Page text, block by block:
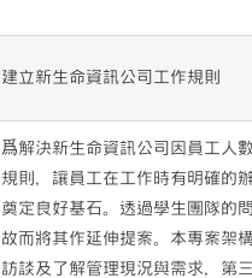
建立新生命資訊公司工作規則
爲解決新生命資訊公司因員工人
規則，讓員工在工作時有明確的
奠定良好基石。透過學生團隊的
故而將其作延伸提案。本專案架
訪談及了解管理現況與需求，第